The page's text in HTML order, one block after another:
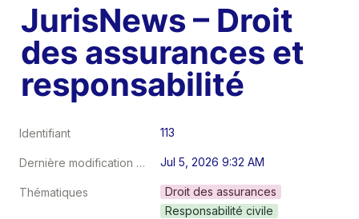
JurisNews – Droit
des assurances et
responsabilité
Identifiant 113
Dernière modification au Jul 5, 2026 9:32 AM
Thématiques
Droit des assurances
Responsabilité civile